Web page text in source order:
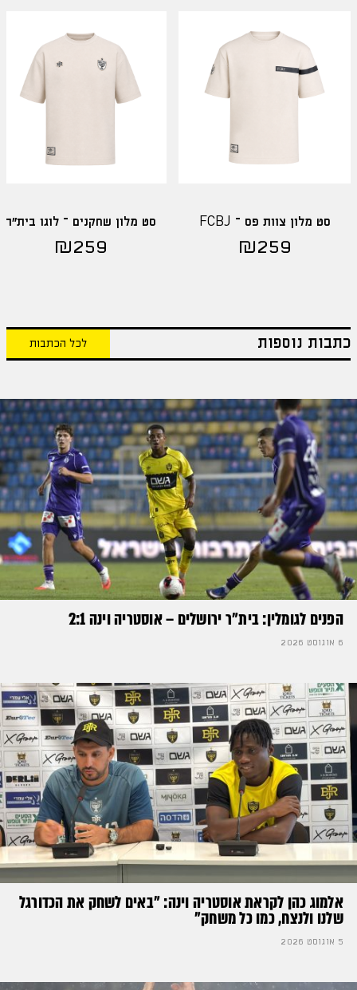
סט מלון צוות פס – FCBJ
₪259
סט מלון שחקנים – לוגו בית"ר
₪259
כתבות נוספות לכל הכתבות
הפנים לגומלין: בית״ר ירושלים – אוסטריה וינה 2:1
6 אוגוסט 2026
אלמוג כהן לקראת אוסטריה וינה: ״באים לשחק את הכדורגל
שלנו ולנצח, כמו כל משחק״
5 אוגוסט 2026